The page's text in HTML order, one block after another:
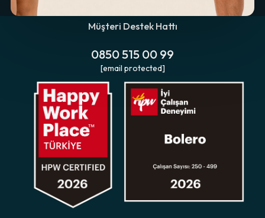
Müşteri Destek Hattı
0850 515 00 99
[email protected]